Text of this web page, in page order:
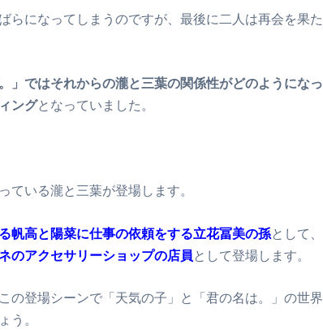
らになってしまうのですが、最後に二人は再会を果た
」ではそれからの瀧と三葉の関係性がどのようになっ
ングとなっていました。
ている瀧と三葉が登場します。
帆高と陽菜に仕事の依頼をする立花冨美の孫として、
のアクセサリーショップの店員 として登場します。
の登場シーンで「天気の子」と「君の名は。」の世界
う。